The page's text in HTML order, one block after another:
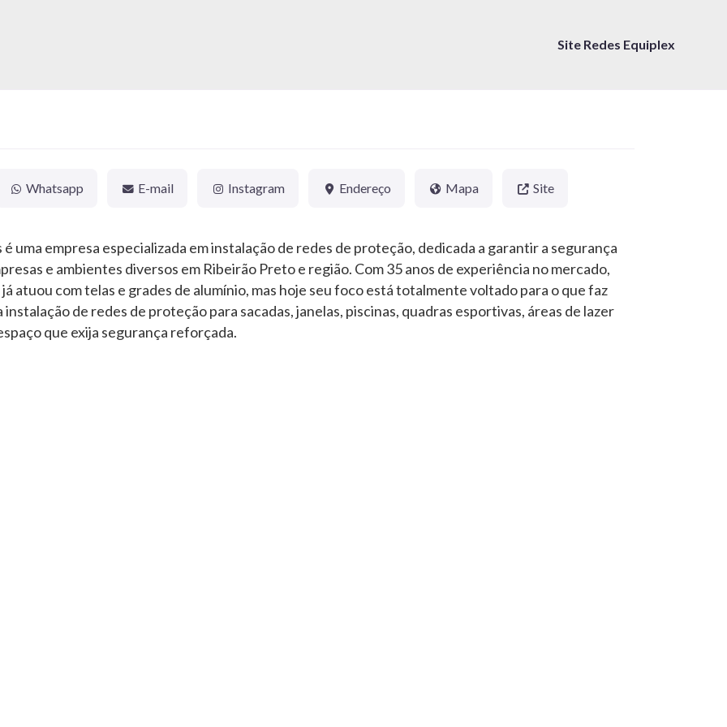
Site Redes Equiplex
Whatsapp E-mail Instagram Endereço Mapa Site
é uma empresa especializada em instalação de redes de proteção, dedicada a garantir a segurança
e ambientes diversos em Ribeirão Preto e região. Com 35 anos de experiência no mercado,
já atuou com telas e grades de alumínio, mas hoje seu foco está totalmente voltado para o que faz
instalação de redes de proteção para sacadas, janelas, piscinas, quadras esportivas, áreas de lazer
que exija segurança reforçada.